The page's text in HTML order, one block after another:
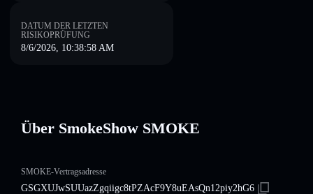
DATUM DER LETZTEN
RISIKOPRÜFUNG
8/6/2026, 10:38:58 AM
Über SmokeShow SMOKE
SMOKE-Vertragsadresse
GSGXUJwSUUazZgqiigc8tPZAcF9Y8uEAsQn12piy2hG6